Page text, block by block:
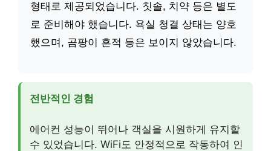
형태로 제공되었습니다. 칫솔, 치약 등은 별도
로 준비해야 했습니다. 욕실 청결 상태는 양호
했으며, 곰팡이 흔적 등은 보이지 않았습니다.
전반적인 경험
에어컨 성능이 뛰어나 객실을 시원하게 유지할
수 있었습니다. WiFi도 안정적으로 작동하여 인